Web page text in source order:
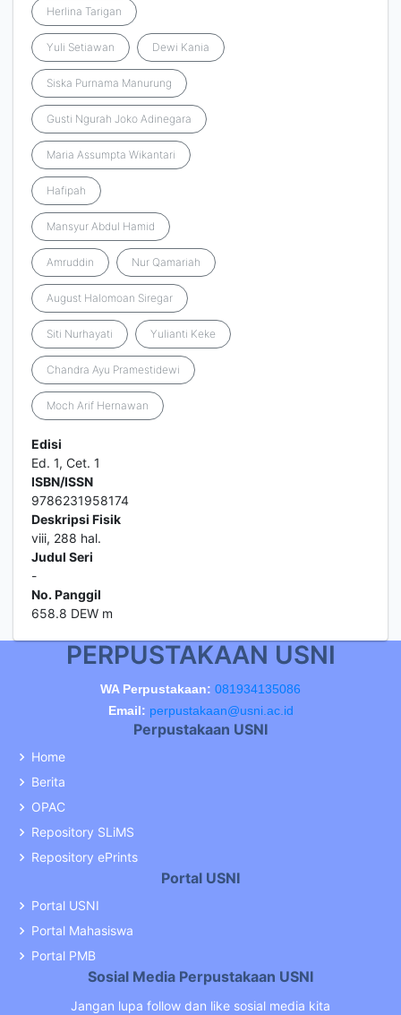
Herlina Tarigan
Yuli Setiawan Dewi Kania
Siska Purnama Manurung
Gusti Ngurah Joko Adinegara
Maria Assumpta Wikantari
Hafipah
Mansyur Abdul Hamid
Amruddin Nur Qamariah
August Halomoan Siregar
Siti Nurhayati Yulianti Keke
Chandra Ayu Pramestidewi
Moch Arif Hernawan
Edisi
Ed. 1, Cet. 1
ISBN/ISSN
9786231958174
Deskripsi Fisik
viii, 288 hal.
Judul Seri
-
No. Panggil
658.8 DEW m
PERPUSTAKAAN USNI
WA Perpustakaan: 081934135086
Email: perpustakaan@usni.ac.id
Perpustakaan USNI
Home
Berita
OPAC
Repository SLiMS
Repository ePrints
Portal USNI
Portal USNI
Portal Mahasiswa
Portal PMB
Sosial Media Perpustakaan USNI
Jangan lupa follow dan like sosial media kita